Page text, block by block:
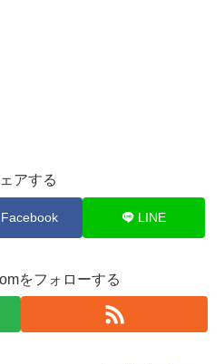
アする
Facebook LINE
をフォローする